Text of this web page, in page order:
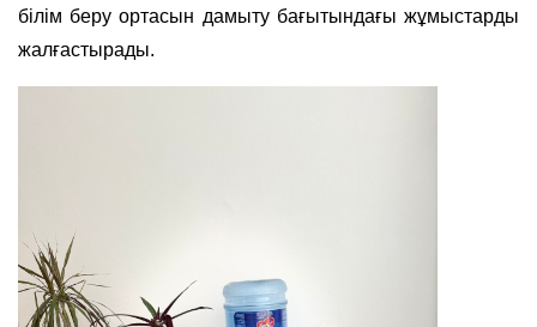
білім беру ортасын дамыту бағытындағы жұмыстарды
жалғастырады.